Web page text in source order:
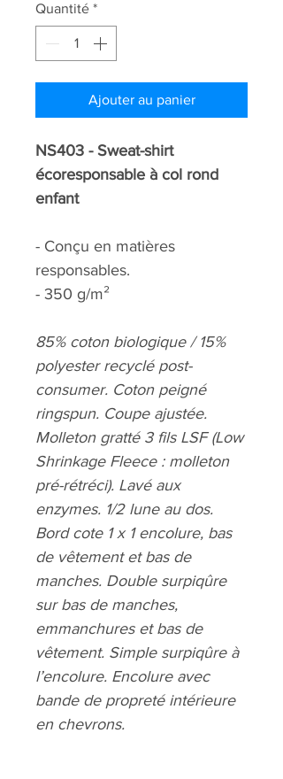
Quantité *
Ajouter au panier
NS403 - Sweat-shirt
écoresponsable à col rond
enfant
- Conçu en matières
responsables.
- 350 g/m²
85% coton biologique / 15%
polyester recyclé post-
consumer. Coton peigné
ringspun. Coupe ajustée.
Molleton gratté 3 fils LSF (Low
Shrinkage Fleece : molleton
pré-rétréci). Lavé aux
enzymes. 1/2 lune au dos.
Bord cote 1 x 1 encolure, bas
de vêtement et bas de
manches. Double surpiqûre
sur bas de manches,
emmanchures et bas de
vêtement. Simple surpiqûre à
l’encolure. Encolure avec
bande de propreté intérieure
en chevrons.